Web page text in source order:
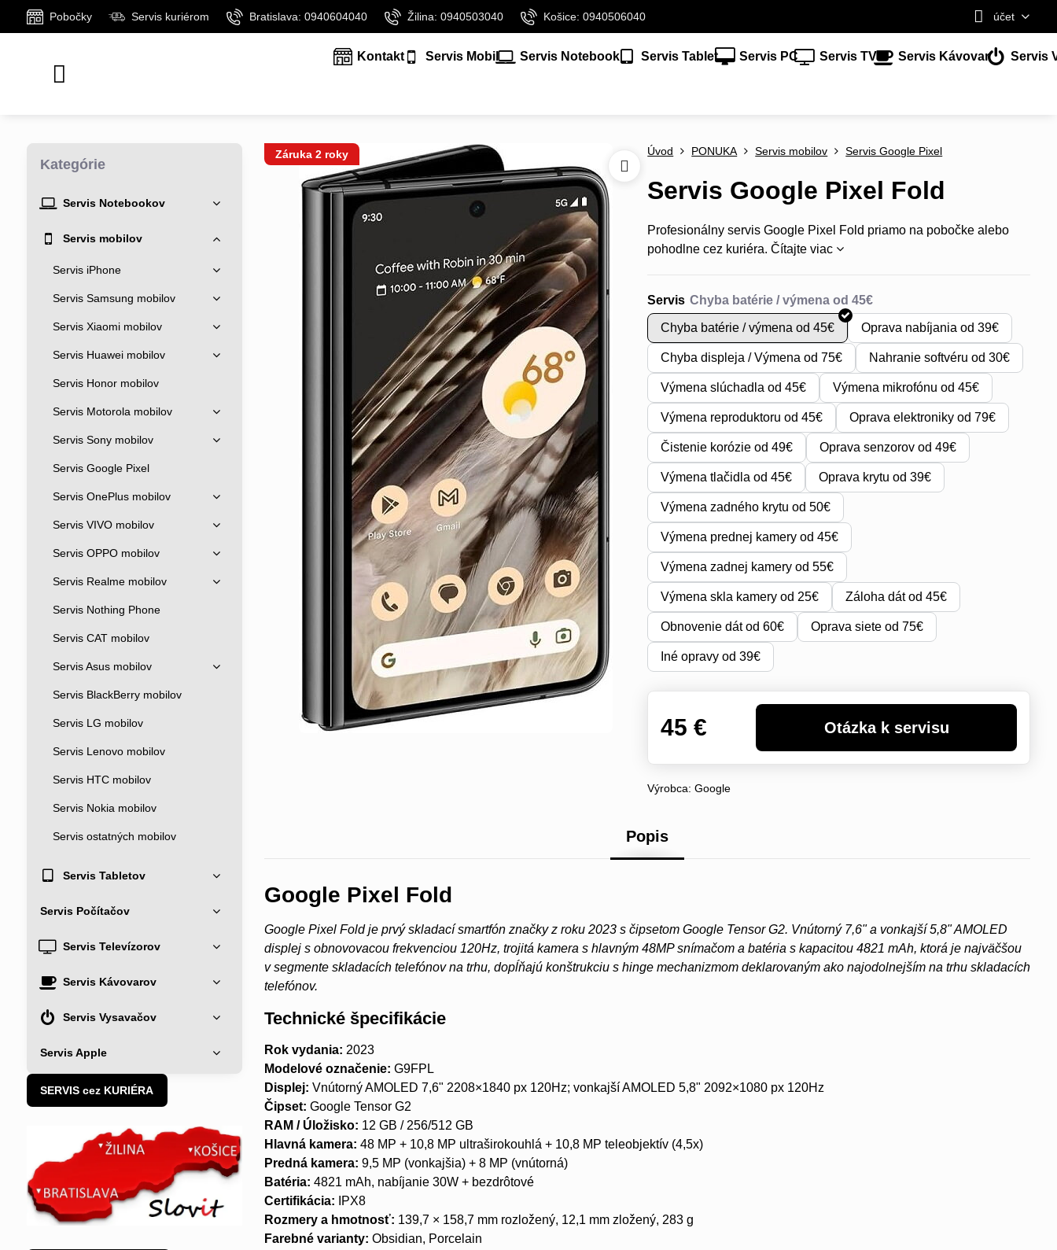
Pobočky Servis kuriérom Bratislava: 0940604040 Žilina: 0940503040 Košice: 0940506040 účet
Kontakt Servis Mobil Servis Notebook Servis Tablet Servis PC Servis TV Servis Kávovar Servis
Záruka 2 roky Úvod PONUKA Servis mobilov Servis Google Pixel
Servis Google Pixel Fold
Profesionálny servis Google Pixel Fold priamo na pobočke alebo
pohodlne cez kuriéra.Čítajte viac
Servis
Chyba batérie / výmena od 45€ Oprava nabíjania od 39€
Chyba displeja / Výmena od 75€ Nahranie softvéru od 30€
Výmena slúchadla od 45€ Výmena mikrofónu od 45€
Výmena reproduktoru od 45€ Oprava elektroniky od 79€
Čistenie korózie od 49€ Oprava senzorov od 49€
Výmena tlačidla od 45€ Oprava krytu od 39€
Výmena zadného krytu od 50€
Výmena prednej kamery od 45€
Výmena zadnej kamery od 55€
Výmena skla kamery od 25€ Záloha dát od 45€
Obnovenie dát od 60€ Oprava siete od 75€
Iné opravy od 39€
45 €
Výrobca:Google
Popis
Google Pixel Fold
Google Pixel Fold je prvý skladací smartfón značky z roku 2023 s čipsetom Google Tensor G2. Vnútorný 7,6" a vonkajší 5,8" AMOLED
displej s obnovovacou frekvenciou 120Hz, trojitá kamera s hlavným 48MP snímačom a batéria s kapacitou 4821 mAh, ktorá je najväčšou
v segmente skladacích telefónov na trhu, dopĺňajú konštrukciu s hinge mechanizmom deklarovaným ako najodolnejším na trhu skladacích
telefónov.
Technické špecifikácie
Rok vydania: 2023
Modelové označenie: G9FPL
Displej: Vnútorný AMOLED 7,6" 2208×1840 px 120Hz; vonkajší AMOLED 5,8" 2092×1080 px 120Hz
Čipset: Google Tensor G2
RAM / Úložisko: 12 GB / 256/512 GB
Hlavná kamera: 48 MP + 10,8 MP ultraširokouhlá + 10,8 MP teleobjektív (4,5x)
Predná kamera: 9,5 MP (vonkajšia) + 8 MP (vnútorná)
Batéria: 4821 mAh, nabíjanie 30W + bezdrôtové
Certifikácia: IPX8
Rozmery a hmotnosť: 139,7 × 158,7 mm rozložený, 12,1 mm zložený, 283 g
Farebné varianty: Obsidian, Porcelain
Kategórie
Servis Notebookov
Servis mobilov
Servis iPhone
Servis Samsung mobilov
Servis Xiaomi mobilov
Servis Huawei mobilov
Servis Honor mobilov
Servis Motorola mobilov
Servis Sony mobilov
Servis Google Pixel
Servis OnePlus mobilov
Servis VIVO mobilov
Servis OPPO mobilov
Servis Realme mobilov
Servis Nothing Phone
Servis CAT mobilov
Servis Asus mobilov
Servis BlackBerry mobilov
Servis LG mobilov
Servis Lenovo mobilov
Servis HTC mobilov
Servis Nokia mobilov
Servis ostatných mobilov
Servis Tabletov
Servis Počítačov
Servis Televízorov
Servis Kávovarov
Servis Vysavačov
Servis Apple
SERVIS cez KURIÉRA